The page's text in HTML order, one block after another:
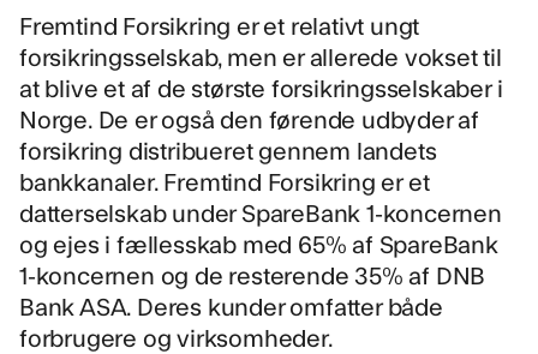
Fremtind Forsikringer et relativt ungt
forsikringsselskab, men er allerede vokset til
at blive et af de største forsikringsselskaber i
Norge. De er også den førende udbyder af
forsikring distribueret gennem landets
bankkanaler. Fremtind Forsikring er et
datterselskab under SpareBank 1-koncernen
og ejes i fællesskab med 65% af SpareBank
1-koncernen og de resterende 35% af DNB
Bank ASA. Deres kunder omfatter både
forbrugere og virksomheder.